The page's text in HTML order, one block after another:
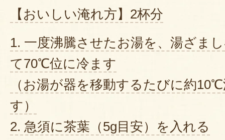
【おいしい淹れ方】2杯分
1. 一度沸騰させたお湯を、湯ざま
て70℃位に冷ます
（お湯が器を移動するたびに約
す）
2. 急須に茶葉（5g目安）を入れる